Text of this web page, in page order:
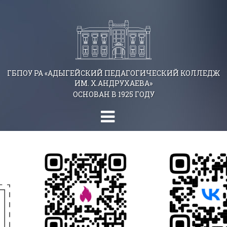
ГБПОУ РА «АДЫГЕЙСКИЙ ПЕДАГОГИЧЕСКИЙ КОЛЛЕДЖ
ИМ. Х.АНДРУХАЕВА»
ОСНОВАН В 1925 ГОДУ